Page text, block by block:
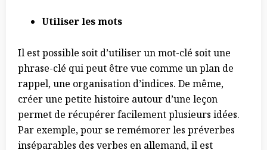
Utiliser les mots
Il est possible soit d’utiliser un mot-clé soit une
phrase-clé qui peut être vue comme un plan de
rappel, une organisation d’indices. De même,
créer une petite histoire autour d’une leçon
permet de récupérer facilement plusieurs idées.
Par exemple, pour se remémorer les préverbes
inséparables des verbes en allemand, il est